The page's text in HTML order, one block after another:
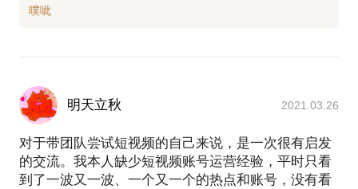
明天立秋 2021.03.26
对于带团队尝试短视频的自己来说，是一次很有启发
的交流。我本人缺少短视频账号运营经验，平时只看
到了一波又一波、一个又一个的热点和账号，没有看